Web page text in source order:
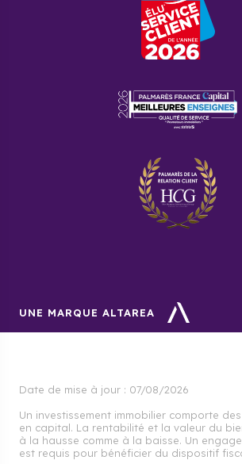
Pourquoi acheter un
neuf à Bois-d'Arcy avec
Cogedim, spécialisé dans la promotion
neufs, vous offrira un vaste choix de
de qualité pour vos investissements.
UNE MARQUE ALTAREA
Date de mise à jour : 07/08/2026
Un investissement immobilier comporte
en capital. La rentabilité et la valeur du
à la hausse comme à la baisse. Un
est requis pour bénéficier du dispositif